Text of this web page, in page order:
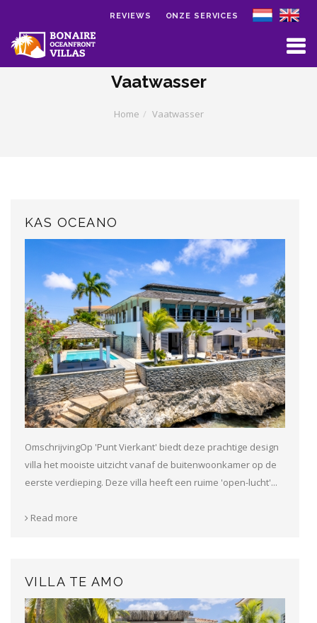
Skip to main content
ONZE SERVICES
REVIEWS
Vaatwasser
Home Vaatwasser
KAS OCEANO
OmschrijvingOp 'Punt Vierkant' biedt deze prachtige design
villa het mooiste uitzicht vanaf de buitenwoonkamer op de
eerste verdieping. Deze villa heeft een ruime 'open-lucht'...
Read more
VILLA TE AMO